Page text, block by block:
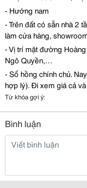
- Hướng nam
- Trênđất có sẵn nhà 2 tầ
làm cửa hàng,
- Vịtrí mặtđường
Ngô Quyền,…
- Sổ hồng chính chủ.
hợp lý).Đi xem giá cả
Từ khóa gợi ý:
Bình luận